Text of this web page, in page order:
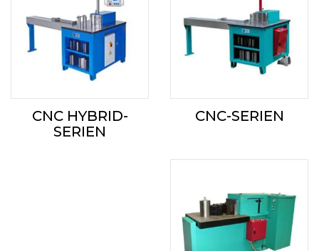
CNC HYBRID-
SERIEN
CNC-SERIEN